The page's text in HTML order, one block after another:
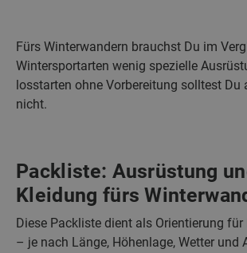
Fürs Winterwandern brauchst Du im
Wintersportarten wenig spezielle
losstarten ohne Vorbereitung solltest Du
nicht.
Packliste: Ausrüstung
Kleidung fürs
Diese Packliste dient als Orientierung für
– je nach Länge, Höhenlage, Wetter und